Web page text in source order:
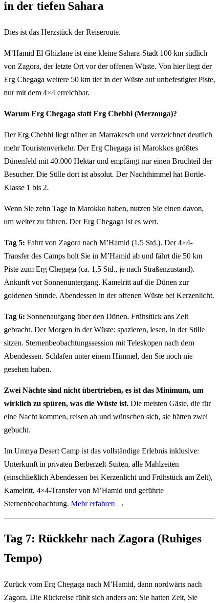
in der tiefen Sahara
Dies ist das Herzstück der Reiseroute.
M’Hamid El Ghizlane ist eine kleine Sahara-Stadt 100 km südlich
von Zagora, der letzte Ort vor der offenen Wüste. Von hier liegt der
Erg Chegaga weitere 50 km tief in der Wüste auf unbefestigter Piste,
nur mit dem 4×4 erreichbar.
Warum Erg Chegaga statt Erg Chebbi (Merzouga)?
Der Erg Chebbi liegt näher an Marrakesch und verzeichnet deutlich
mehr Touristenverkehr. Der Erg Chegaga ist Marokkos größtes
Dünenfeld mit 40.000 Hektar und empfängt nur einen Bruchteil der
Besucher. Die Stille dort ist absolut. Der Nachthimmel hat Bortle-
Klasse 1 bis 2.
Wenn Sie zehn Tage in Marokko haben, nutzen Sie einen davon,
um weiter zu fahren. Der Erg Chegaga ist es wert.
Tag 5: Fahrt von Zagora nach M’Hamid (1,5 Std.). Der 4×4-
Transfer des Camps holt Sie in M’Hamid ab und fährt die 50 km
Piste zum Erg Chegaga (ca. 1,5 Std., je nach Straßenzustand).
Ankunft vor Sonnenuntergang. Kamelritt auf die Dünen zur
goldenen Stunde. Abendessen in der offenen Wüste bei Kerzenlicht.
Tag 6: Sonnenaufgang über den Dünen. Frühstück ans Zelt
gebracht. Der Morgen in der Wüste: spazieren, lesen, in der Stille
sitzen. Sternenbeobachtungssession mit Teleskopen nach dem
Abendessen. Schlafen unter einem Himmel, den Sie noch nie
gesehen haben.
Zwei Nächte sind nicht übertrieben, es ist das Minimum, um
wirklich zu spüren, was die Wüste ist. Die meisten Gäste, die für
eine Nacht kommen, reisen ab und wünschen sich, sie hätten zwei
gebucht.
Im Umnya Desert Camp ist das vollständige Erlebnis inklusive:
Unterkunft in privaten Berberzelt-Suiten, alle Mahlzeiten
(einschließlich Abendessen bei Kerzenlicht und Frühstück am Zelt),
Kamelritt, 4×4-Transfer von M’Hamid und geführte
Sternenbeobachtung. Mehr erfahren →
Tag 7: Rückkehr nach Zagora (Ruhiges
Tempo)
Zurück vom Erg Chegaga nach M’Hamid, dann nordwärts nach
Zagora. Die Rückreise fühlt sich anders an: Sie hatten Zeit, Sie